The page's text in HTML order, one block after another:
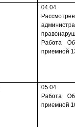
04.04
Работа
приемной
05.04
Работа
приемной